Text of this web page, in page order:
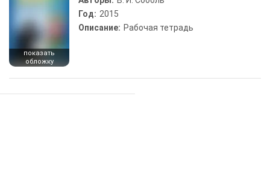
показать
обложку
Год: 2015
Описание: Рабочая тетрадь